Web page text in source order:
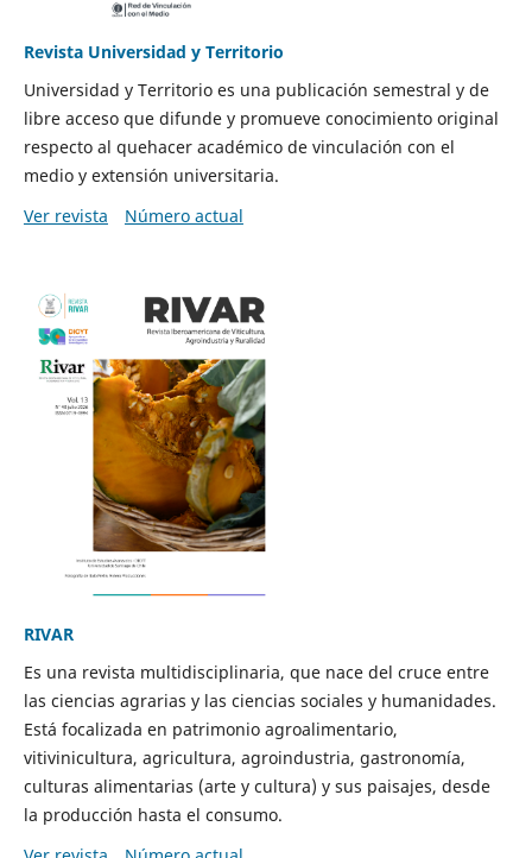
Revista Universidad y Territorio
Universidad y Territorio es una publicación semestral y de
libre acceso que difunde y promueve conocimiento original
respecto al quehacer académico de vinculación con el
medio y extensión universitaria.
Ver revista
Número actual
RIVAR
Es una revista multidisciplinaria, que nace del cruce entre
las ciencias agrarias y las ciencias sociales y humanidades.
Está focalizada en patrimonio agroalimentario,
vitivinicultura, agricultura, agroindustria, gastronomía,
culturas alimentarias (arte y cultura) y sus paisajes, desde
la producción hasta el consumo.